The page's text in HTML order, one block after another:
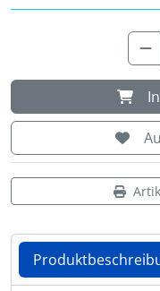
Shisha &
Steampunk (28)
Trinkflaschen & -
Trinkhörner, Halter
Truhen & Kisten (30)